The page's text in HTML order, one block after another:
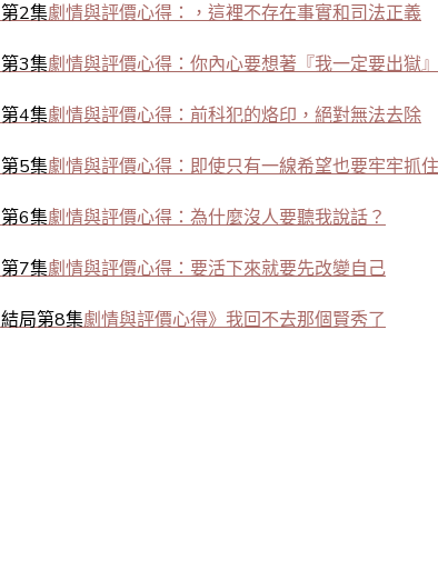
第2集劇情與評價心得：，這裡不存在事實和司法正義
第3集劇情與評價心得：你內心要想著『我一定要出獄』
第4集劇情與評價心得：前科犯的烙印，絕對無法去除
第5集劇情與評價心得：即使只有一線希望也要牢牢抓住
第6集劇情與評價心得：為什麼沒人要聽我說話？
第7集劇情與評價心得：要活下來就要先改變自己
結局第8集劇情與評價心得》我回不去那個賢秀了